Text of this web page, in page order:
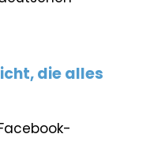
die alles